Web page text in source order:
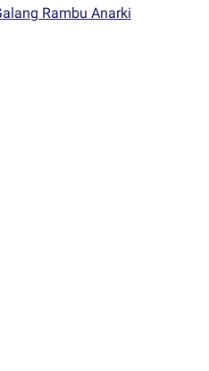
Rambu Anarki